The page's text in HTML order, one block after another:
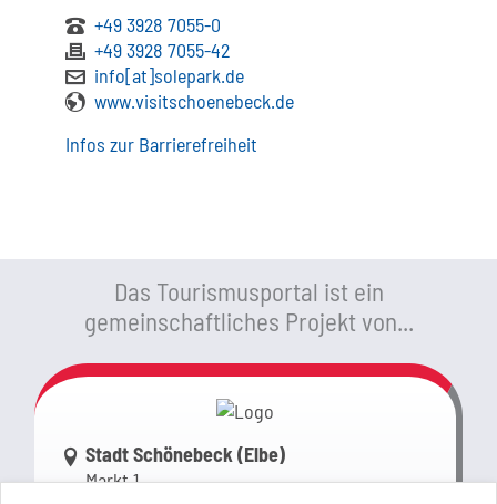
+49 3928 7055-0
+49 3928 7055-42
info[at]solepark.de
www.visitschoenebeck.de
Infos zur Barrierefreiheit
Das Tourismusportal ist ein
gemeinschaftliches Projekt von...
Link zur Google-Maps Navigation
Stadt Schönebeck (Elbe)
Markt 1